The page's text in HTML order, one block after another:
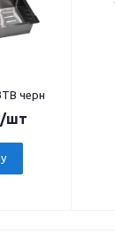
черн
/шт